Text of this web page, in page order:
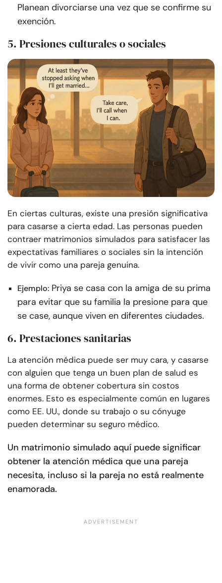
Planean divorciarse una vez que se confirme su
exención.
5. Presiones culturales o sociales
En ciertas culturas, existe una presión significativa
para casarse a cierta edad. Las personas pueden
contraer matrimonios simulados para satisfacer las
expectativas familiares o sociales sin la intención
de vivir como una pareja genuina.
Ejemplo: Priya se casa con la amiga de su prima
para evitar que su familia la presione para que
se case, aunque viven en diferentes ciudades.
6. Prestaciones sanitarias
La atención médica puede ser muy cara, y casarse
con alguien que tenga un buen plan de salud es
una forma de obtener cobertura sin costos
enormes. Esto es especialmente común en lugares
como EE. UU., donde su trabajo o su cónyuge
pueden determinar su seguro médico.
Un matrimonio simulado aquí puede significar
obtener la atención médica que una pareja
necesita, incluso si la pareja no está realmente
enamorada.